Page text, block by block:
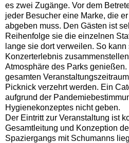
es zwei Zugänge. Vor dem
jeder Besucher eine Marke, die
abgeben muss. Den Gästen ist
Reihenfolge sie die einzelnen
lange sie dort verweilen. So
Konzerterlebnis
Atmosphäre des Parks
gesamten
Picknick verzehrt werden. Ein
aufgrund der
Hygienekonzeptes nicht geben.
Der Eintritt zur Veranstaltung ist
Gesamtleitung und Konzeption
Spaziergangs mit Schumanns